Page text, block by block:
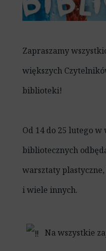
Zapraszamy
większych
biblioteki!
Od 14 do 25 lutego
bibliotecznych
warsztaty
i wiele innych.
Na wszystkie